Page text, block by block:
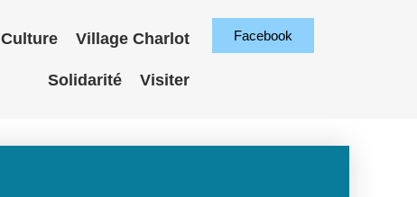
Culture Village Charlot
Solidarité Visiter
Facebook